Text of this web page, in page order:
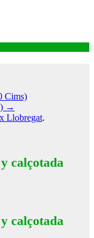
Cims)
→
Llobregat.
calçotada
calçotada